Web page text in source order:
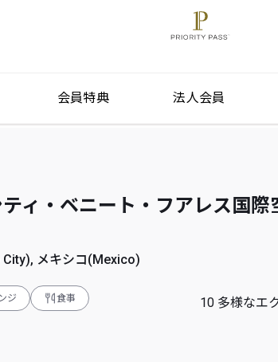
会員特典 法人会員
ィ・ベニート・フアレス国
メキシコ(Mexico)
ジ 食事 10 多様なエ